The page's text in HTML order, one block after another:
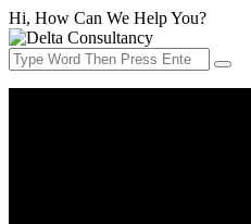
Hi, How Can We Help You?